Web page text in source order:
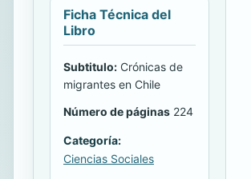
Ficha Técnica del
Libro
Subtitulo: Crónicas de
migrantes en Chile
Número de páginas 224
Categoría:
Ciencias Sociales